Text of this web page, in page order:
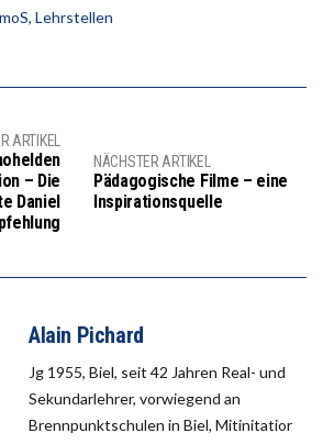
, Lehrstellen
ARTIKEL
– Die
Daniel
NÄCHSTER ARTIKEL
Pädagogische Filme – eine
Inspirationsquelle
Alain Pichard
Jg 1955, Biel, seit 42 Jahren Real- und
Sekundarlehrer, vorwiegend an
Brennpunktschulen in Biel, Mitinitatior